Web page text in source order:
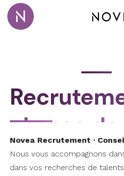
Passer au contenu principal
Novea Recrutement
chasse de
Impartition
Coaching
Novea Recrutement · C
Nous vous accompagnons
dans vos recherches de